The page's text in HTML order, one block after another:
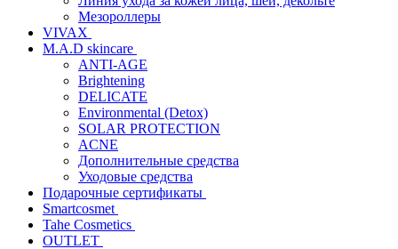
Мезороллеры
VIVAX
M.A.D skincare
ANTI-AGE
Brightening
DELICATE
Environmental (Detox)
SOLAR PROTECTION
АCNE
Дополнительные средства
Уходовые средства
Подарочные сертификаты
Smartcosmet
Tahe Cosmetics
OUTLET